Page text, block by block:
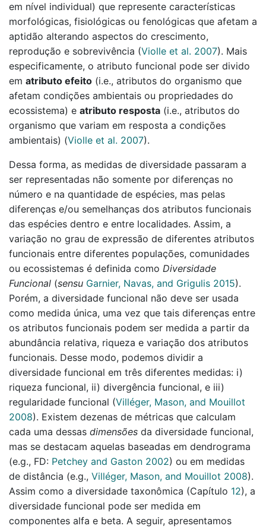
em nível individual) que represente características
morfológicas, fisiológicas ou fenológicas que afetam a
aptidão alterando aspectos do crescimento,
reprodução e sobrevivência (Violle et al. 2007). Mais
especificamente, o atributo funcional pode ser divido
em atributo efeito (i.e., atributos do organismo que
afetam condições ambientais ou propriedades do
ecossistema) e atributo resposta (i.e., atributos do
organismo que variam em resposta a condições
ambientais) (Violle et al. 2007).
Dessa forma, as medidas de diversidade passaram a
ser representadas não somente por diferenças no
número e na quantidade de espécies, mas pelas
diferenças e/ou semelhanças dos atributos funcionais
das espécies dentro e entre localidades. Assim, a
variação no grau de expressão de diferentes atributos
funcionais entre diferentes populações, comunidades
ou ecossistemas é definida como Diversidade
Funcional (sensu Garnier, Navas, and Grigulis 2015).
Porém, a diversidade funcional não deve ser usada
como medida única, uma vez que tais diferenças entre
os atributos funcionais podem ser medida a partir da
abundância relativa, riqueza e variação dos atributos
funcionais. Desse modo, podemos dividir a
diversidade funcional em três diferentes medidas: i)
riqueza funcional, ii) divergência funcional, e iii)
regularidade funcional (Villéger, Mason, and Mouillot
2008). Existem dezenas de métricas que calculam
cada uma dessas dimensões da diversidade funcional,
mas se destacam aquelas baseadas em dendrograma
(e.g., FD: Petchey and Gaston 2002) ou em medidas
de distância (e.g., Villéger, Mason, and Mouillot 2008).
Assim como a diversidade taxonômica (Capítulo 12), a
diversidade funcional pode ser medida em
componentes alfa e beta. A seguir, apresentamos